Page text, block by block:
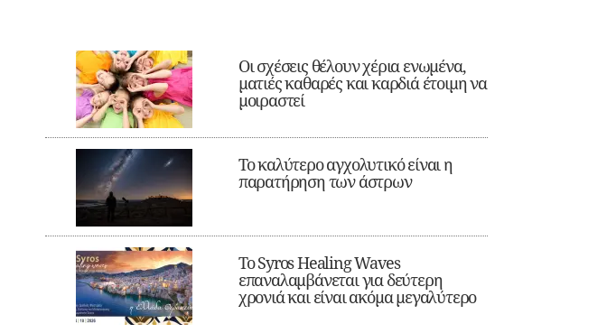
Οι σχέσεις θέλουν χέρια ενωμένα,
ματιές καθαρές και καρδιά έτοιμη να
μοιραστεί
Το καλύτερο αγχολυτικό είναι η
παρατήρηση των άστρων
Το Syros Healing Waves
επαναλαμβάνεται για δεύτερη
χρονιά και είναι ακόμα μεγαλύτερο